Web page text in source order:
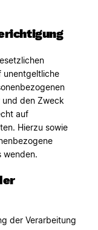
unentgeltliche
den Zweck
auf
Hierzu sowie
wenden.
der Verarbeitung